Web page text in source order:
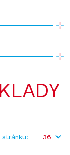
stránku: 36